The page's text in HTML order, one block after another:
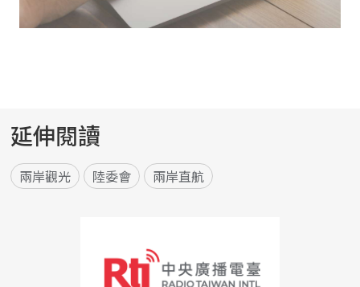
延伸閱讀
兩岸觀光 陸委會 兩岸直航